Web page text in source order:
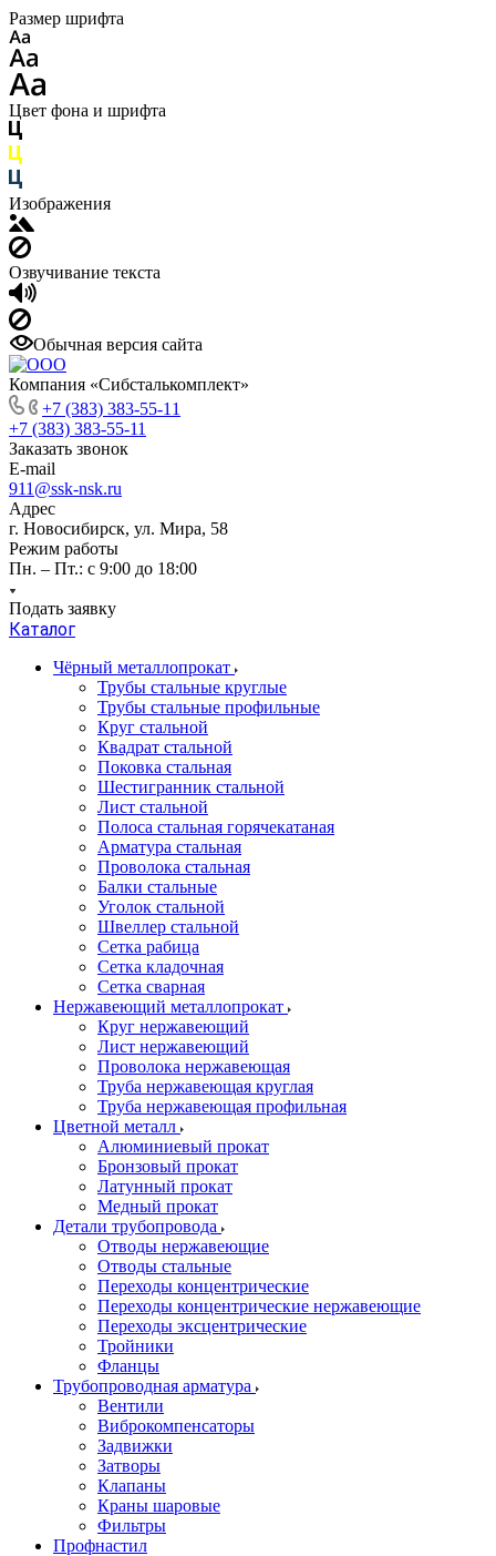
Размер шрифта
Цвет фона и шрифта
Изображения
Озвучивание текста
Обычная версия сайта
Компания «Сибсталькомплект»
+7 (383) 383-55-11
+7 (383) 383-55-11
Заказать звонок
E-mail
911@ssk-nsk.ru
Адрес
г. Новосибирск, ул. Мира, 58
Режим работы
Пн. – Пт.: с 9:00 до 18:00
Подать заявку
Каталог
Чёрный металлопрокат
Трубы стальные круглые
Трубы стальные профильные
Круг стальной
Квадрат стальной
Поковка стальная
Шестигранник стальной
Лист стальной
Полоса стальная горячекатаная
Арматура стальная
Проволока стальная
Балки стальные
Уголок стальной
Швеллер стальной
Сетка рабица
Сетка кладочная
Сетка сварная
Нержавеющий металлопрокат
Круг нержавеющий
Лист нержавеющий
Проволока нержавеющая
Труба нержавеющая круглая
Труба нержавеющая профильная
Цветной металл
Алюминиевый прокат
Бронзовый прокат
Латунный прокат
Медный прокат
Детали трубопровода
Отводы нержавеющие
Отводы стальные
Переходы концентрические
Переходы концентрические нержавеющие
Переходы эксцентрические
Тройники
Фланцы
Трубопроводная арматура
Вентили
Виброкомпенсаторы
Задвижки
Затворы
Клапаны
Краны шаровые
Фильтры
Профнастил